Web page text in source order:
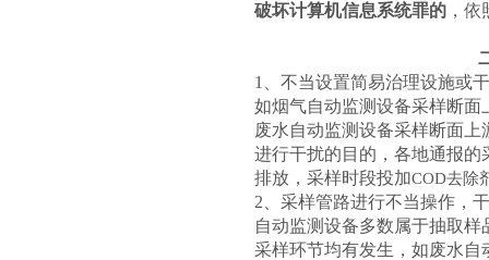
破坏计算机信息系统罪的，依
1、不当设置简易治理设施或
如烟气自动监测设备采样断
废水自动监测设备采样断面
进行干扰的目的，各地通报
排放，采样时段投加COD去除
2、采样管路进行不当操作，
自动监测设备多数属于抽取
采样环节均有发生，如废水